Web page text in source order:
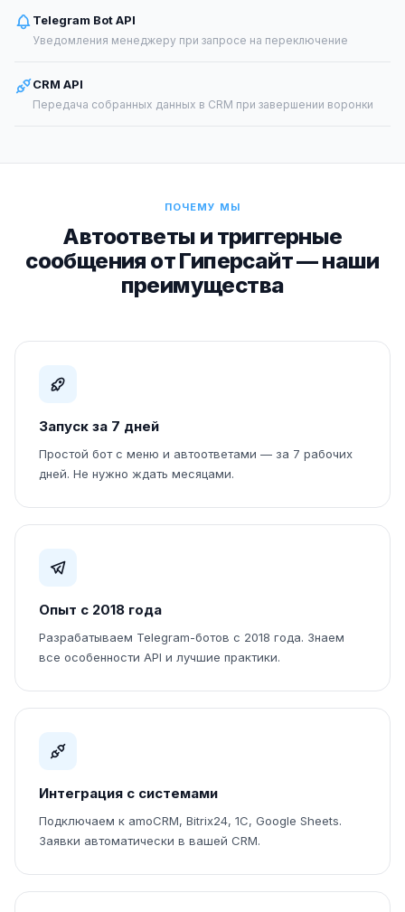
Telegram Bot API
Уведомления менеджеру при запросе на переключение
CRM API
Передача собранных данных в CRM при завершении воронки
ПОЧЕМУ МЫ
Автоответы и триггерные
сообщения от Гиперсайт — наши
преимущества
Запуск за 7 дней
Простой бот с меню и автоответами — за 7 рабочих
дней. Не нужно ждать месяцами.
Опыт с 2018 года
Разрабатываем Telegram-ботов с 2018 года. Знаем
все особенности API и лучшие практики.
Интеграция с системами
Подключаем к amoCRM, Bitrix24, 1С, Google Sheets.
Заявки автоматически в вашей CRM.